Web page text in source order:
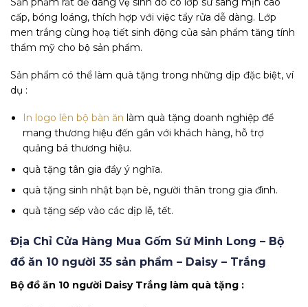
cấp, bóng loáng, thích hợp với việc tẩy rửa dễ dàng. Lớp
men trắng cùng hoạ tiết sinh động của sản phẩm tăng tính
thẩm mỹ cho bộ sản phẩm.
Sản phẩm có thể làm quà tặng trong những dịp đặc biệt, ví
dụ :
In logo lên bộ bàn ăn làm quà tặng doanh nghiệp để
mang thương hiệu đến gần với khách hàng, hỗ trợ
quảng bá thương hiệu.
quà tặng tân gia đầy ý nghĩa.
quà tặng sinh nhật bạn bè, người thân trong gia đình.
quà tặng sếp vào các dịp lễ, tết.
Địa Chỉ Cửa Hàng Mua Gốm Sứ Minh Long – Bộ
đồ ăn 10 người 35 sản phẩm – Daisy – Trắng
Bộ đồ ăn 10 người Daisy Trắng làm quà tặng :